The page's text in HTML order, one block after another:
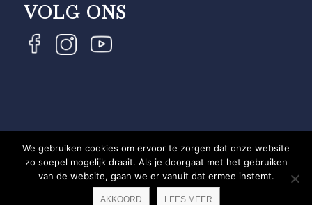
VOLG ONS
COPYRIGHT JRS - EQUESTRIAN BRAND EXPERT -
PRIVACYVERKLARING
WEBSITE DOOR NEWMORE
We gebruiken cookies om ervoor te zorgen dat onze website
zo soepel mogelijk draait. Als je doorgaat met het gebruiken
van de website, gaan we er vanuit dat ermee instemt.
AKKOORD LEES MEER